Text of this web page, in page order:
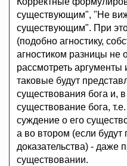
существующим", "Не
существующим". При
(подобно агностику,
агностиком разницы не
рассмотреть аргументы
таковые будут
существования бога и,
существование бога,
суждение о его
а во втором (если будут
доказательства) - даже
существовании.